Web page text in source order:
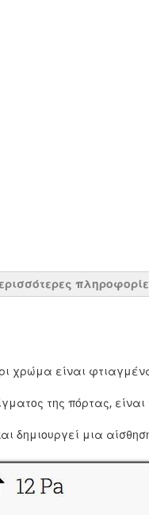
χρώμα είναι
της πόρτας,
δημιουργεί μια